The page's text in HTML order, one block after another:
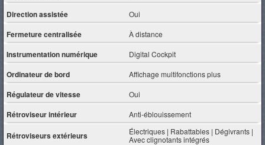
Direction assistée Oui
Fermeture centralisée À distance
Instrumentation numérique Digital Cockpit
Ordinateur de bord Affichage multifonctions plus
Régulateur de vitesse Oui
Rétroviseur intérieur Anti-éblouissement
Rétroviseurs extérieurs
Électriques | Rabattables | Dégivrants |
Avec clignotants intégrés